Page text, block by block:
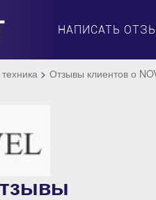
НАПИСАТЬ
Отзывы клиентов о